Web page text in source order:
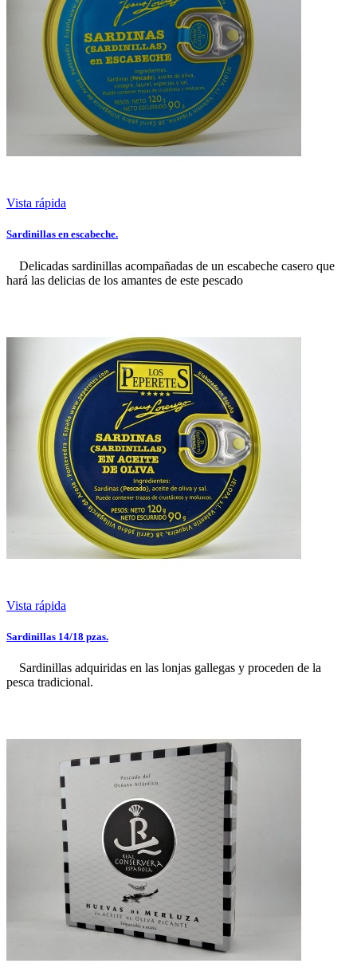
Vista rápida
Sardinillas en escabeche.
Delicadas sardinillas acompañadas de un escabeche casero que
hará las delicias de los amantes de este pescado
Vista rápida
Sardinillas 14/18 pzas.
Sardinillas adquiridas en las lonjas gallegas y proceden de la
pesca tradicional.